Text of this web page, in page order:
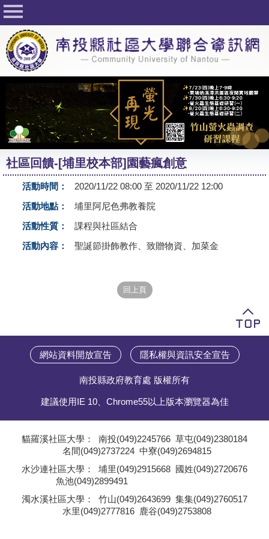
回首頁
關於社大
公佈欄
行事曆
最新活動
活動花絮
課程一覽表
志工與社團
友站連結
校務行政
社區回饋-[埔里校本部]園藝瘋創意
活動時間：
2020/11/22 08:00 至 2020/11/22 12:00
活動地點：
埔里阿尼色弗教養院
活動性質：
課程與社區結合
活動內容：
聖誕節掛飾教作、致贈物資、加菜金
網站資料開放宣告 隱私權與資訊安全宣告
南投縣政府教育處 版權所有
建議使用IE 10、Chrome55以上版本瀏覽器為佳
貓羅溪社區大學： 南投(049)2245766 草屯(049)2380184
名間(049)2737224 中寮(049)2694815
水沙連社區大學： 埔里(049)2915668 國姓(049)2720676
魚池(049)2899491
濁水溪社區大學： 竹山(049)2643699 集集(049)2760517
水里(049)2777816 鹿谷(049)2753808